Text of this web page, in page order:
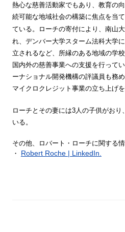
熱心な慈善活動家でもあり、教育の
続可能な地域社会の構築に焦点を当
ている。ローチの寄付により、南山
れ、デンバー大学スターム法科大学
立されるなど、所縁のある地域の学
国内外の慈善事業への支援を行ってい
ーナショナル開発機構の評議員も務
マイクロクレジット事業の立ち上げを
ローチとその妻には3人の子供がお
いる。
その他、ロバート・ローチに関する
・ Robert Roche | LinkedIn.